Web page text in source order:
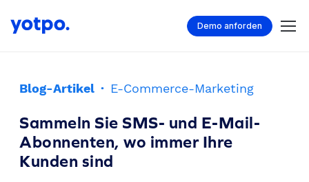
Demo anforden
Blog-Artikel · E-Commerce-Marketing
Sammeln Sie SMS- und E-Mail-
Abonnenten, wo immer Ihre
Kunden sind